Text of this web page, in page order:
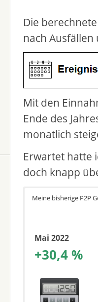
Die
nach
Mit den
Ende des
monatlich
Erwartet hatte
doch knapp
Meine bisherige P2P
Mai 2022
+30,4 %